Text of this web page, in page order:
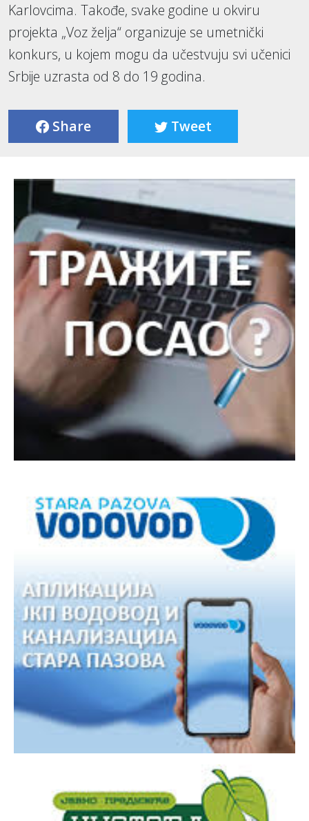
Karlovcima. Takođe, svake godine u okviru
projekta „Voz želja“ organizuje se umetnički
konkurs, u kojem mogu da učestvuju svi učenici
Srbije uzrasta od 8 do 19 godina.
Share Tweet